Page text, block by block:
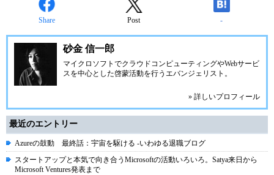
Share Post -
砂金 信一郎
マイクロソフトでクラウドコンピューティングやWebサービ
スを中心とした啓蒙活動を行うエバンジェリスト。
» 詳しいプロフィール
最近のエントリー
Azureの鼓動 最終話：宇宙を駆ける -いわゆる退職ブログ
スタートアップと本気で向き合うMicrosoftの活動いろいろ。Satya来日から
Microsoft Ventures発表まで